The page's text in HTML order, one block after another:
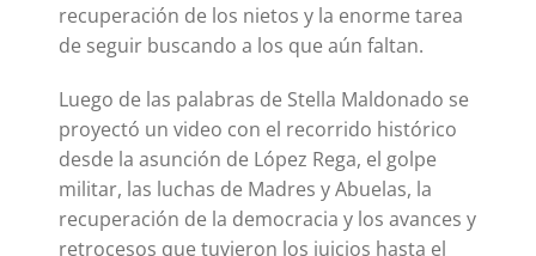
recuperación de los nietos y la enorme tarea
de seguir buscando a los que aún faltan.
Luego de las palabras de Stella Maldonado se
proyectó un video con el recorrido histórico
desde la asunción de López Rega, el golpe
militar, las luchas de Madres y Abuelas, la
recuperación de la democracia y los avances y
retrocesos que tuvieron los juicios hasta el